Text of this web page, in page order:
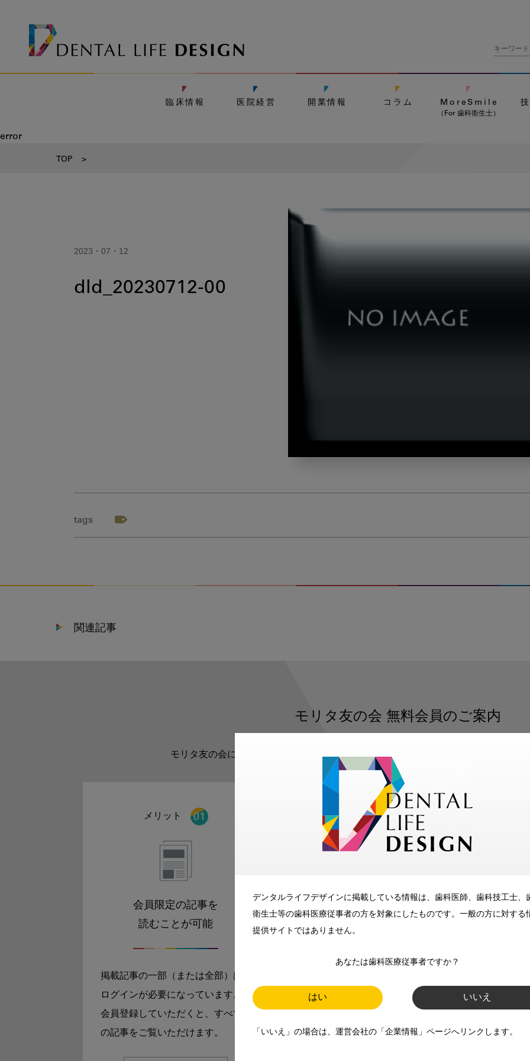
デンタルライフデザインに掲載している情報は、歯科医師、歯科技工士、
衛生士等の歯科医療従事者の方を対象にしたものです。一般の方に対する
提供サイトではありません。
あなたは歯科医療従事者ですか？
はい いいえ
「いいえ」の場合は、運営会社の「企業情報」ページへリンクします。
臨床情報 医院経営 開業情報 コラム MoreSmile
（For 歯科衛生士）
error
TOP >
2023・07・12
dld_20230712-00
tags
関連記事
モリタ友の会 無料会員のご案内
モリタ友の会に登録いただくと、デンタルライフデザインをもっと便利にご利用い
メリット
会員限定の記事を
読むことが可能
掲載記事の一部（または全部）は
ログインが必要になっています。
会員登録していただくと、すべて
の記事をご覧いただけます。
メリット
メールマガジンでお届け
師、歯科衛生士、歯科技工士）に
お届けします。